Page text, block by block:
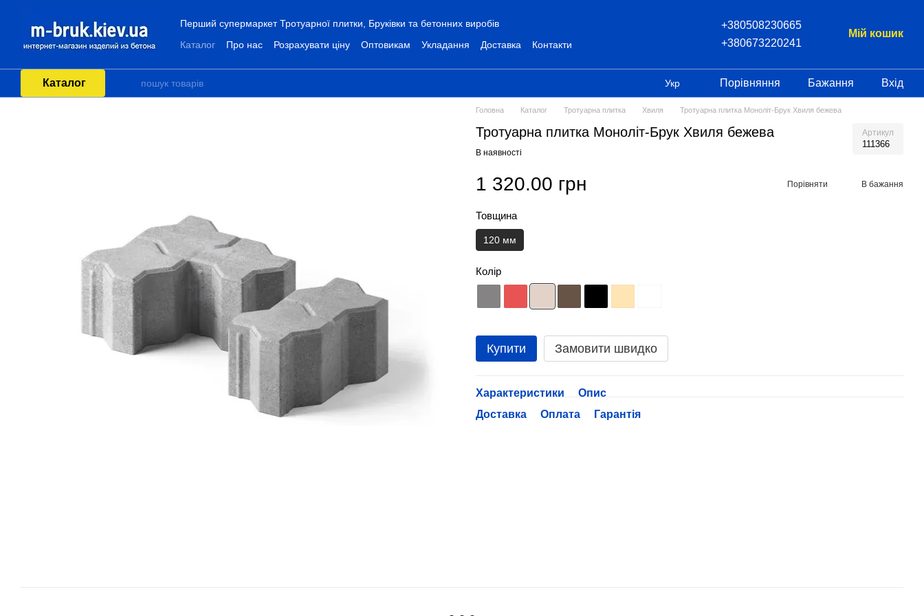
Перший супермаркет Тротуарної плитки, Бруківки та бетонних виробів
Каталог
Про нас Розрахувати ціну Оптовикам Укладання Доставка Контакти
+380508230665
+380673220241
Мій кошик
Каталог Укр Порівняння Бажання Вхід
Головна Каталог Тротуарна плитка Хвиля Тротуарна плитка Моноліт-Брук Хвиля бежева
Тротуарна плитка Моноліт-Брук Хвиля бежева Артикул
111366
В наявності
1 320.00 грн Порівняти В бажання
Товщина
120 мм
Колір
Купити Замовити швидко
Характеристики
Опис
Доставка
Оплата Гарантія